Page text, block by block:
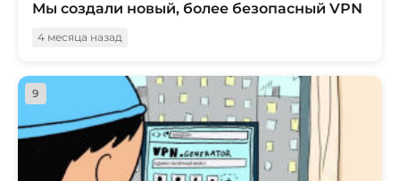
Мы создали новый, более безопасный VPN
4 месяца назад
9